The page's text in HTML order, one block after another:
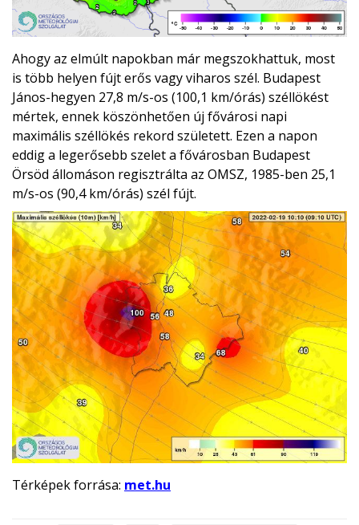
Ahogy az elmúlt napokban már megszokhattuk, most
is több helyen fújt erős vagy viharos szél. Budapest
János-hegyen 27,8 m/s-os (100,1 km/órás) széllökést
mértek, ennek köszönhetően új fővárosi napi
maximális széllökés rekord született. Ezen a napon
eddig a legerősebb szelet a fővárosban Budapest
Örsöd állomáson regisztrálta az OMSZ, 1985-ben 25,1
m/s-os (90,4 km/órás) szél fújt.
Térképek forrása: met.hu